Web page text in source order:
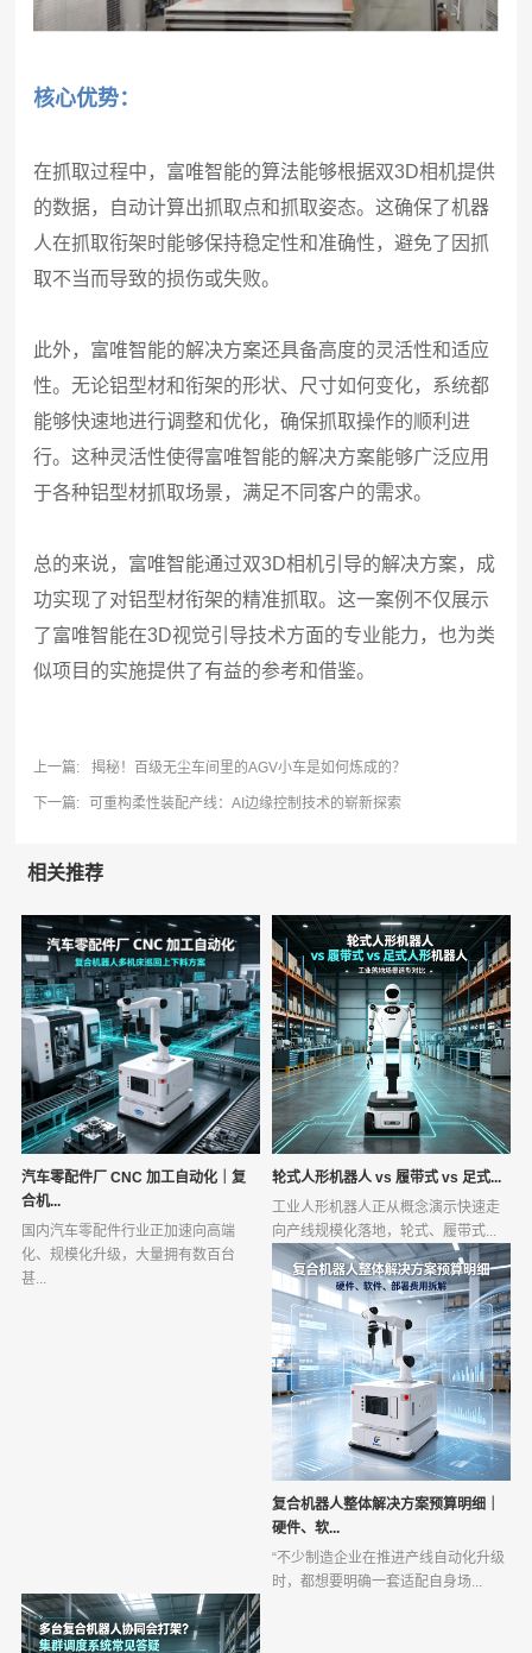
核心优势：
在抓取过程中，富唯智能的算法能够根据双3D相机提供
的数据，自动计算出抓取点和抓取姿态。这确保了机器
人在抓取衔架时能够保持稳定性和准确性，避免了因抓
取不当而导致的损伤或失败。
此外，富唯智能的解决方案还具备高度的灵活性和适应
性。无论铝型材和衔架的形状、尺寸如何变化，系统都
能够快速地进行调整和优化，确保抓取操作的顺利进
行。这种灵活性使得富唯智能的解决方案能够广泛应用
于各种铝型材抓取场景，满足不同客户的需求。
总的来说，富唯智能通过双3D相机引导的解决方案，成
功实现了对铝型材衔架的精准抓取。这一案例不仅展示
了富唯智能在3D视觉引导技术方面的专业能力，也为类
似项目的实施提供了有益的参考和借鉴。
上一篇: 揭秘！百级无尘车间里的AGV小车是如何炼成的？
下一篇: 可重构柔性装配产线：AI边缘控制技术的崭新探索
相关推荐
汽车零配件厂 CNC 加工自动化｜复
合机...
国内汽车零配件行业正加速向高端
化、规模化升级，大量拥有数百台
甚...
轮式人形机器人 vs 履带式 vs 足式...
工业人形机器人正从概念演示快速走
向产线规模化落地，轮式、履带式...
复合机器人整体解决方案预算明细｜
硬件、软...
“不少制造企业在推进产线自动化升级
时，都想要明确一套适配自身场...